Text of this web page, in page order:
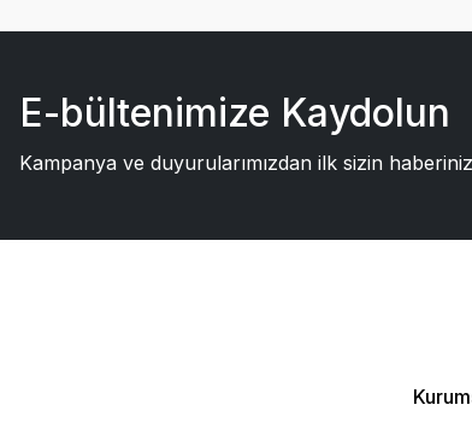
E-bültenimize Kaydolun
Kampanya ve duyurularımızdan ilk sizin